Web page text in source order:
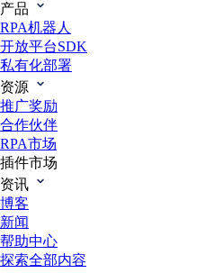
产品
RPA机器人
开放平台SDK
私有化部署
资源
推广奖励
合作伙伴
RPA市场
插件市场
资讯
博客
新闻
帮助中心
探索全部内容